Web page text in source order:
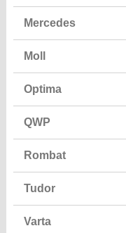
Mercedes
Moll
Optima
QWP
Rombat
Tudor
Varta